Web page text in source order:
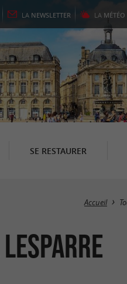
LA NEWSLETTER LA MÉTÉO
SE RESTAURER
Accueil
Lesparre